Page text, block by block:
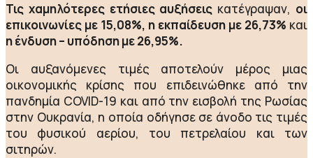
Τις χαμηλότερες ετήσιες αυξήσεις κατέγραψαν, οι
επικοινωνίες με 15,08%, η εκπαίδευση με 26,73% και
η ένδυση – υπόδηση με 26,95%.
Οι αυξανόμενες τιμές αποτελούν μέρος μιας
οικονομικής κρίσης που επιδεινώθηκε από την
πανδημία COVID-19 και από την εισβολή της Ρωσίας
στην Ουκρανία, η οποία οδήγησε σε άνοδο τις τιμές
του φυσικού αερίου, του πετρελαίου και των
σιτηρών.